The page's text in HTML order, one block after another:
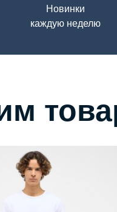
Новинки
каждую неделю